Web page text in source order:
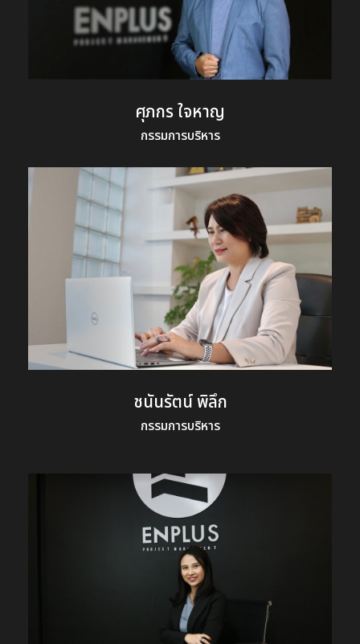
ศุภกร ใจหาญ
กรรมการบริหาร
ชนันรัตน์ พิลึก
กรรมการบริหาร